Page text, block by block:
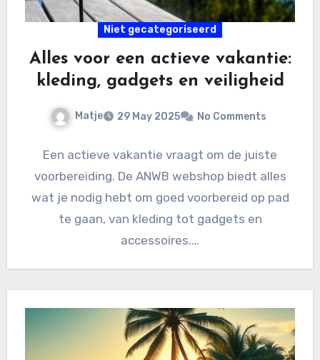
Niet gecategoriseerd
Alles voor een actieve vakantie:
kleding, gadgets en veiligheid
Matje 29 May 2025 No Comments
Een actieve vakantie vraagt om de juiste
voorbereiding. De ANWB webshop biedt alles
wat je nodig hebt om goed voorbereid op pad
te gaan, van kleding tot gadgets en
accessoires.…